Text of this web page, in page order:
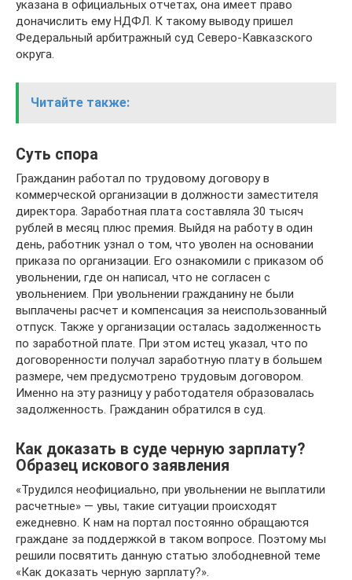
указана в официальных отчетах, она имеет право
доначислить ему НДФЛ. К такому выводу пришел
Федеральный арбитражный суд Северо-Кавказского
округа.
Читайте также:
Суть спора
Гражданин работал по трудовому договору в
коммерческой организации в должности заместителя
директора. Заработная плата составляла 30 тысяч
рублей в месяц плюс премия. Выйдя на работу в один
день, работник узнал о том, что уволен на основании
приказа по организации. Его ознакомили с приказом об
увольнении, где он написал, что не согласен с
увольнением. При увольнении гражданину не были
выплачены расчет и компенсация за неиспользованный
отпуск. Также у организации осталась задолженность
по заработной плате. При этом истец указал, что по
договоренности получал заработную плату в большем
размере, чем предусмотрено трудовым договором.
Именно на эту разницу у работодателя образовалась
задолженность. Гражданин обратился в суд.
Как доказать в суде черную зарплату?
Образец искового заявления
«Трудился неофициально, при увольнении не выплатили
расчетные» — увы, такие ситуации происходят
ежедневно. К нам на портал постоянно обращаются
граждане за поддержкой в таком вопросе. Поэтому мы
решили посвятить данную статью злободневной теме
«Как доказать черную зарплату?».